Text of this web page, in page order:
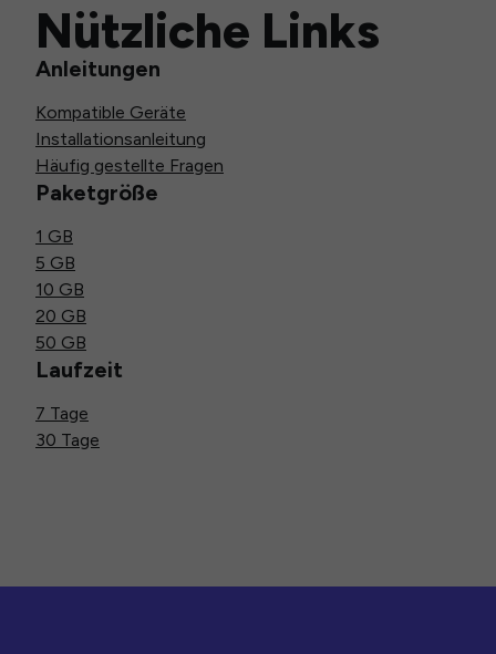
Nützliche Links
Anleitungen
Kompatible Geräte
Installationsanleitung
Häufig gestellte Fragen
Paketgröße
1 GB
5 GB
10 GB
20 GB
50 GB
Laufzeit
7 Tage
30 Tage